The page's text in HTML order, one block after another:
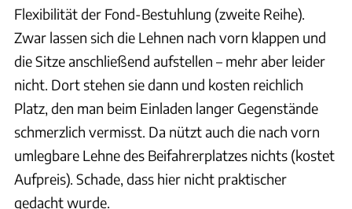
Flexibilität der Fond-Bestuhlung (zweite Reihe).
Zwar lassen sich die Lehnen nach vorn klappen und
die Sitze anschließend aufstellen – mehr aber leider
nicht. Dort stehen sie dann und kosten reichlich
Platz, den man beim Einladen langer Gegenstände
schmerzlich vermisst. Da nützt auch die nach vorn
umlegbare Lehne des Beifahrerplatzes nichts (kostet
Aufpreis). Schade, dass hier nicht praktischer
gedacht wurde.